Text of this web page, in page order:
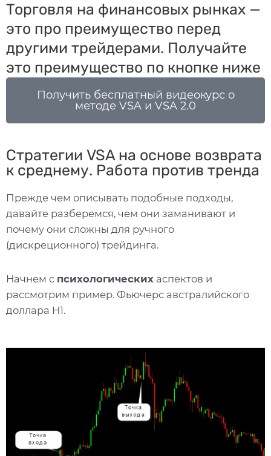
Торговля на финансовых рынках —
это про преимущество перед
другими трейдерами. Получайте
это преимущество по кнопке ниже
Получить бесплатный видеокурс о
методе VSA и VSA 2.0
Стратегии VSA на основе возврата
к среднему. Работа против тренда
Прежде чем описывать подобные подходы,
давайте разберемся, чем они заманивают и
почему они сложны для ручного
(дискреционного) трейдинга.
Начнем с психологических аспектов и
рассмотрим пример. Фьючерс австралийского
доллара H1.